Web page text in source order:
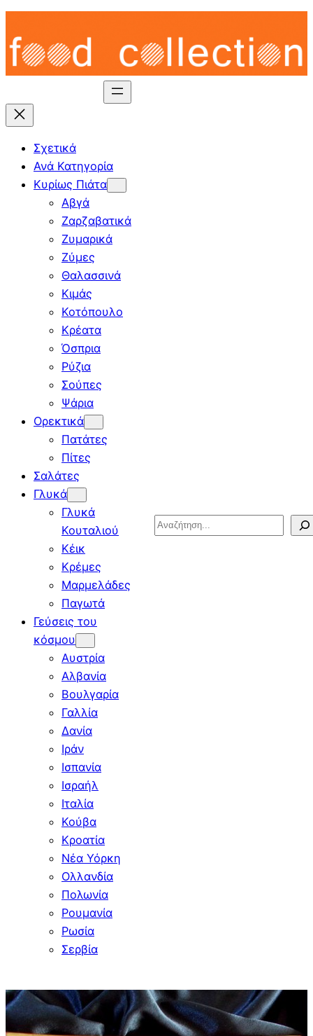
Skip
content
Σχετικά
Ανά Κατηγορία
Κυρίως Πιάτα
Αβγά
Ζαρζαβατικά
Ζυμαρικά
Ζύμες
Θαλασσινά
Κιμάς
Κοτόπουλο
Κρέατα
Όσπρια
Ρύζια
Σούπες
Ψάρια
Ορεκτικά
Πατάτες
Πίτες
Σαλάτες
Γλυκά
Γλυκά
Κουταλιού
Κέικ
Κρέμες
Μαρμελάδες
Παγωτά
Γεύσεις του
κόσμου
Αυστρία
Αλβανία
Βουλγαρία
Γαλλία
Δανία
Ιράν
Ισπανία
Ισραήλ
Ιταλία
Κούβα
Κροατία
Νέα Υόρκη
Ολλανδία
Πολωνία
Ρουμανία
Ρωσία
Σερβία
Search